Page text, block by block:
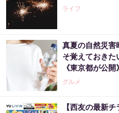
ライフ
真夏の自然災害
そ覚えておきた
《東京都が公開
グルメ
【西友の最新